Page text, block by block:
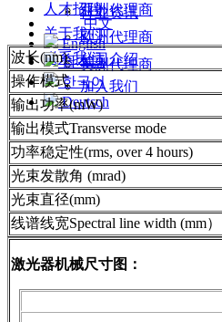
行业资讯
亚洲代理商
欧洲代理商
美洲代理商
人才招聘
关于我们
公司介绍
加入我们
联系我们
中文
English
日本語
한국어
Deutsch
波长(nm)
操作模式
输出功率(mW)
输出模式Transverse mode
功率稳定性(rms, over 4 hours)
光束发散角 (mrad)
光束直径(mm)
线谱线宽Spectral line width (mm）
激光器机械尺寸图：